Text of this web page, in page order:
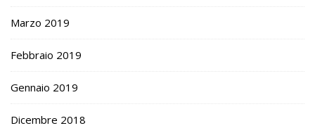
Marzo 2019
Febbraio 2019
Gennaio 2019
Dicembre 2018